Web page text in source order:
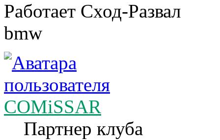
Работает Сход-Развал
bmw
COMiSSAR
Партнер клуба